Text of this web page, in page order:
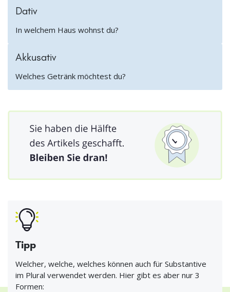
Dativ
In welchem Haus wohnst du?
Akkusativ
Welches Getränk möchtest du?
Tipp
Welcher, welche, welches können auch für Substantive
im Plural verwendet werden. Hier gibt es aber nur 3
Formen: